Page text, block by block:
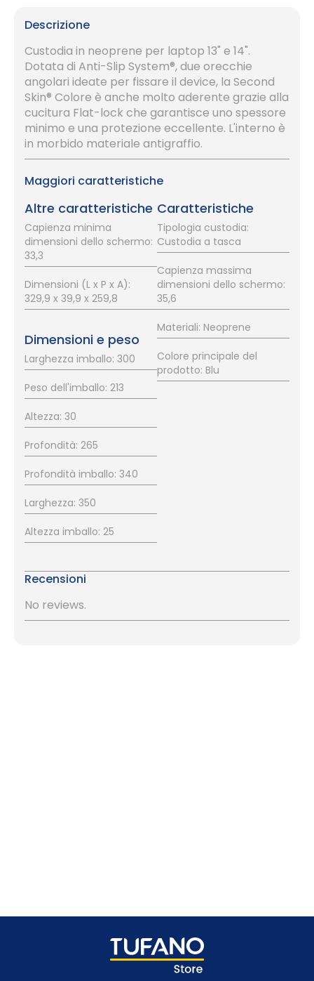
Descrizione
Custodia in neoprene per laptop 13" e 14".
Dotata di Anti-Slip System®, due orecchie
angolari ideate per fissare il device, la Second
Skin® Colore è anche molto aderente grazie alla
cucitura Flat-lock che garantisce uno spessore
minimo e una protezione eccellente. L'interno è
in morbido materiale antigraffio.
Maggiori caratteristiche
Altre caratteristiche
Capienza minima
dimensioni dello schermo:
33,3
Dimensioni (L x P x A):
329,9 x 39,9 x 259,8
Dimensioni e peso
Larghezza imballo: 300
Peso dell'imballo: 213
Altezza: 30
Profondità: 265
Profondità imballo: 340
Larghezza: 350
Altezza imballo: 25
Caratteristiche
Tipologia custodia:
Custodia a tasca
Capienza massima
dimensioni dello schermo:
35,6
Materiali: Neoprene
Colore principale del
prodotto: Blu
Recensioni
No reviews.